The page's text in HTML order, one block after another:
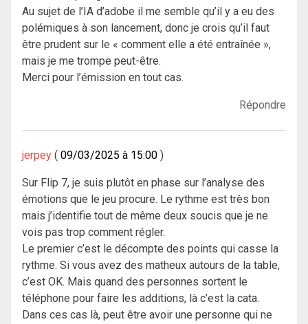
Au sujet de l’IA d’adobe il me semble qu’il y a eu des
polémiques à son lancement, donc je crois qu’il faut
être prudent sur le « comment elle a été entraînée »,
mais je me trompe peut-être.
Merci pour l’émission en tout cas.
Répondre
jerpey 09/03/2025 à 15:00
Sur Flip 7, je suis plutôt en phase sur l’analyse des
émotions que le jeu procure. Le rythme est très bon
mais j’identifie tout de même deux soucis que je ne
vois pas trop comment régler.
Le premier c’est le décompte des points qui casse la
rythme. Si vous avez des matheux autours de la table,
c’est OK. Mais quand des personnes sortent le
téléphone pour faire les additions, là c’est la cata.
Dans ces cas là, peut être avoir une personne qui ne